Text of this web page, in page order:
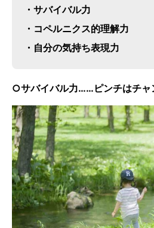
・サバイバル力
・コペルニクス的理解力
・自分の気持ち表現力
○サバイバル力……ピンチはチャ